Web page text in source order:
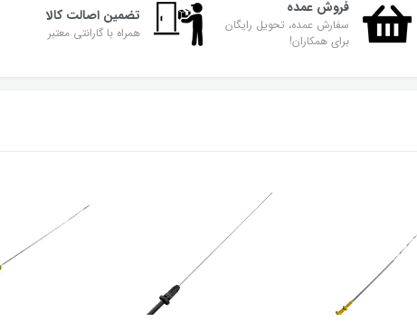
فروش عمده
سفارش عمده، تحویل رایگان
برای همکاران!
تضمین اصالت کالا
همراه با گارانتی معتبر